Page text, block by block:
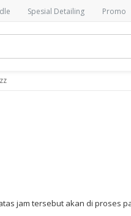
Spesial Detailing Promo
jam tersebut akan di proses